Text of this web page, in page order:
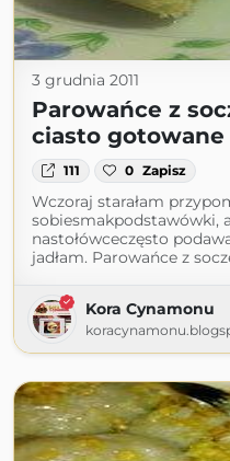
3 grudnia 2011
Parowańce z
ciasto gotowane
111 0 Zapisz
Wczoraj starałam
sobiesmakpodstawówki,
nastołówceczęsto
jadłam. Parowańce z
Kora Cynamonu